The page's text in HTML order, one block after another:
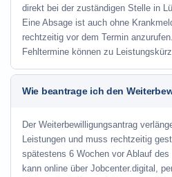
direkt bei der zuständigen Stelle in
Eine Absage ist auch ohne
rechtzeitig vor dem Termin
Fehltermine können zu
Wie beantrage ich den
Der Weiterbewilligungsantrag
Leistungen und muss rechtzeitig
spätestens 6 Wochen vor Ablauf
kann online über Jobcenter.digital,